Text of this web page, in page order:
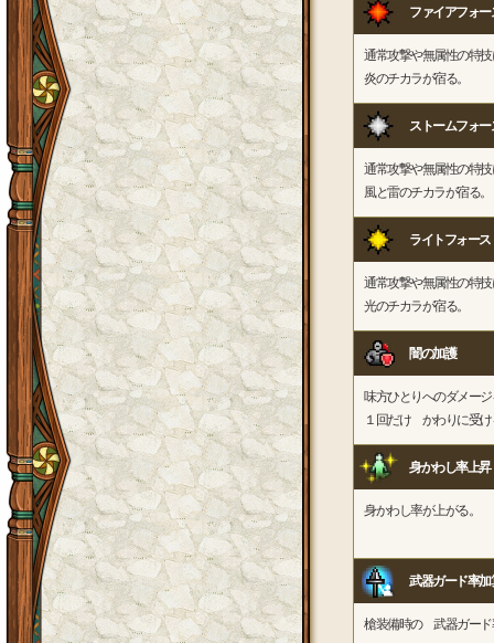
ファイアフォー
通常攻撃や無属性の特技
炎のチカラが宿る。
ストームフォー
通常攻撃や無属性の特技
風と雷のチカラが宿る。
ライトフォース
通常攻撃や無属性の特技
光のチカラが宿る。
闇の加護
味方ひとりへのダメージ
１回だけ かわりに受け
身かわし率上昇
身かわし率が上がる。
武器ガード率加
槍装備時の 武器ガード